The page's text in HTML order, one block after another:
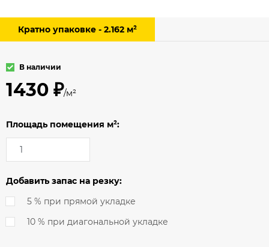
Кратно упаковке - 2.162 м²
В наличии
1430 ₽/м²
Площадь помещения м²:
Добавить запас на резку:
5 % при прямой укладке
10 % при диагональной укладке